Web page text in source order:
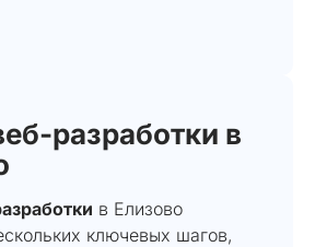
разработки в
в Елизово
ключевых шагов,